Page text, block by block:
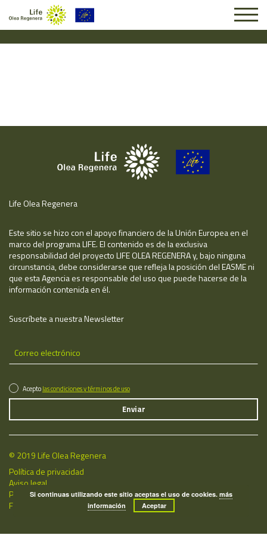
Solicitud #25804
Life Olea Regenera
Este sitio se hizo con el apoyo financiero de la Unión Europea en el
marco del programa LIFE. El contenido es de la exclusiva
responsabilidad del proyecto LIFE OLEA REGENERA y, bajo ninguna
circunstancia, debe considerarse que refleja la posición del EASME ni
que esta Agencia es responsable del uso que puede hacerse de la
información contenida en él.
Suscríbete a nuestra Newsletter
Aceptolas condiciones y términos de uso
© 2019 Life Olea Regenera
Política de privacidad
Aviso legal
Política de cookies
Fecha de última actualización: 06/08/2026
Si continuas utilizando este sitio aceptas el uso de cookies.más
información
Aceptar